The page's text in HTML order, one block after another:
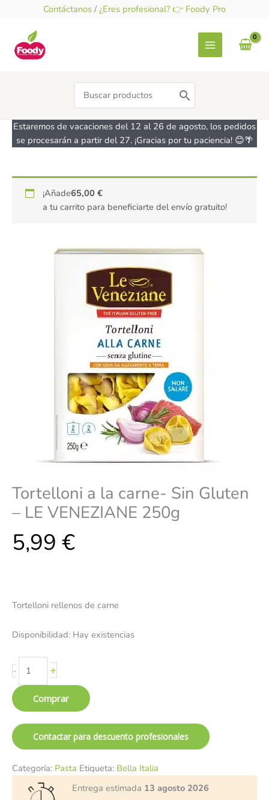
contenido
Contáctanos / ¿Eres profesional? 👉 Foody Pro
Search
for:
Estaremos de vacaciones del 12 al 26 de agosto, los pedidos
se procesarán a partir del 27. ¡Gracias por tu paciencia! 😊🌴
¡Añade65,00€
a tu carrito para beneficiarte del envío gratuito!
Tortelloni a la carne- Sin Gluten
– LE VENEZIANE 250g
5,99 €
Tortelloni rellenos de carne
Disponibilidad: Hay existencias
-
Tortelloni
+
Comprar
Contactar para descuento profesionales
Categoría: Pasta Etiqueta: Bella Italia
Entrega estimada 13 agosto 2026